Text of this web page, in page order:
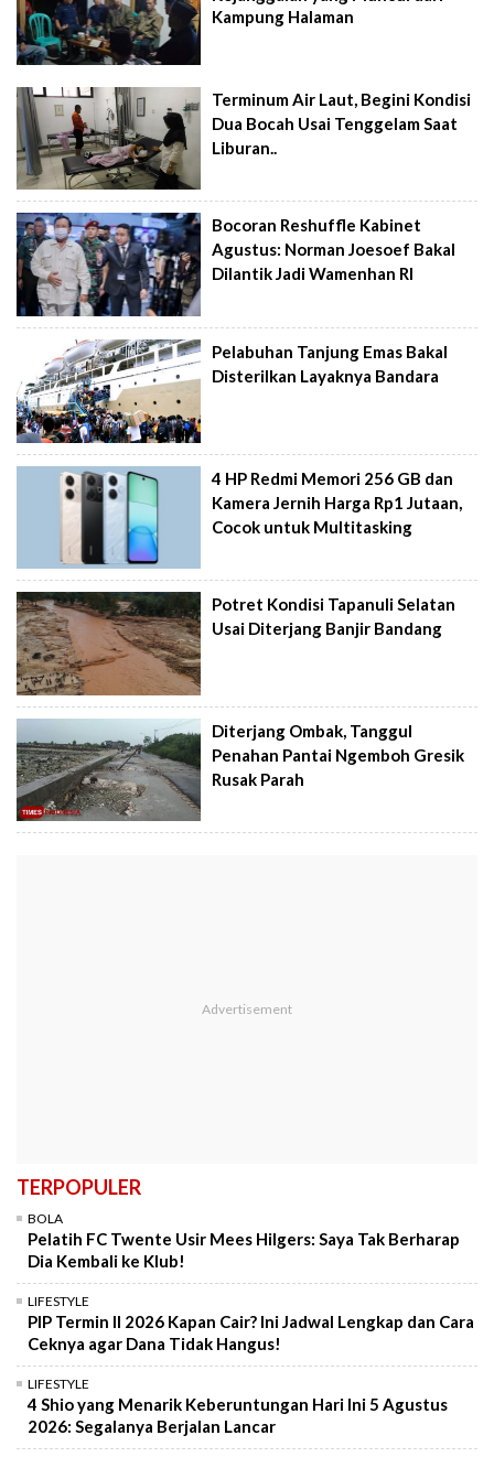
Kampung Halaman
Terminum Air Laut, Begini Kondisi
Dua Bocah Usai Tenggelam Saat
Liburan..
Bocoran Reshuffle Kabinet
Agustus: Norman Joesoef Bakal
Dilantik Jadi Wamenhan RI
Pelabuhan Tanjung Emas Bakal
Disterilkan Layaknya Bandara
4 HP Redmi Memori 256 GB dan
Kamera Jernih Harga Rp1 Jutaan,
Cocok untuk Multitasking
Potret Kondisi Tapanuli Selatan
Usai Diterjang Banjir Bandang
Diterjang Ombak, Tanggul
Penahan Pantai Ngemboh Gresik
Rusak Parah
TERPOPULER
BOLA
Pelatih FC Twente Usir Mees Hilgers: Saya Tak Berharap
Dia Kembali ke Klub!
LIFESTYLE
PIP Termin II 2026 Kapan Cair? Ini Jadwal Lengkap dan Cara
Ceknya agar Dana Tidak Hangus!
LIFESTYLE
4 Shio yang Menarik Keberuntungan Hari Ini 5 Agustus
2026: Segalanya Berjalan Lancar